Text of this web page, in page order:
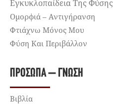
Εγκυκλοπαίδεια Της Φύσης
Ομορφιά – Αντιγήρανση
Φτιάχνω Μόνος Μου
Φύση Και Περιβάλλον
ΠΡΌΣΩΠΑ – ΓΝΏΣΗ
Βιβλία